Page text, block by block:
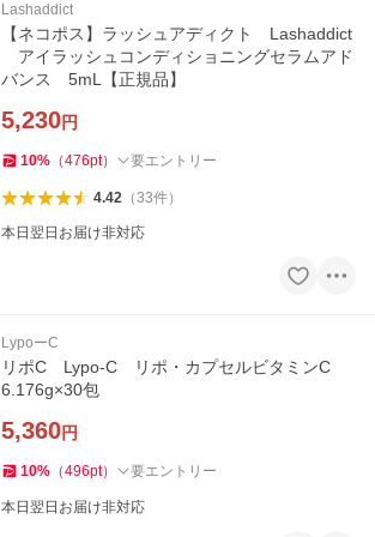
Lashaddict
【ネコポス】ラッシュアディクト Lashaddict
アイラッシュコンディショニングセラムアド
バンス 5mL【正規品】
5,230円
10% （476pt） 要エントリー
4.42（33件）
本日翌日お届け非対応
LypoーC
リポC Lypo-C リポ・カプセルビタミンC
6.176g×30包
5,360円
10% （496pt） 要エントリー
本日翌日お届け非対応